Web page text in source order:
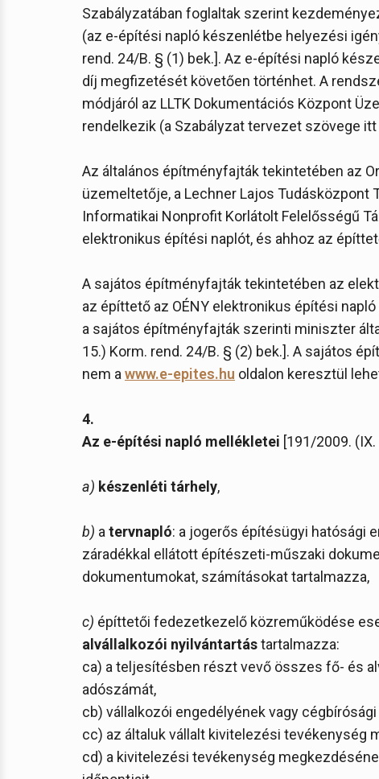
Szabályzatában foglaltak szerint
(az e-építési napló készenlétbe helyezési
rend. 24/B. § (1) bek.]. Az e-építési napló
díj megfizetését követően történhet. A
módjáról az LLTK Dokumentációs Központ
rendelkezik (a Szabályzat tervezet szövege
Az általános építményfajták tekintetében az
üzemeltetője, a Lechner Lajos Tudásközpont
Informatikai Nonprofit Korlátolt Felelősségű
elektronikus építési naplót, és ahhoz az
A sajátos építményfajták tekintetében az
az építtető az OÉNY elektronikus építési
a sajátos építményfajták szerinti miniszter
15.) Korm. rend. 24/B. § (2) bek.]. A sajátos
nem a www.e-epites.hu oldalon keresztül
4.
Az e-építési napló mellékletei [191/2009.
a) készenléti tárhely,
b) a tervnapló: a jogerős építésügyi hatósági
záradékkal ellátott építészeti-műszaki
dokumentumokat, számításokat tartalmazza,
c) építtetői fedezetkezelő közreműködése
alvállalkozói nyilvántartástartalmazza:
ca) a teljesítésben részt vevő összes fő- és
adószámát,
cb) vállalkozói engedélyének vagy
cc) az általuk vállalt kivitelezési tevékenység
cd) a kivitelezési tevékenység